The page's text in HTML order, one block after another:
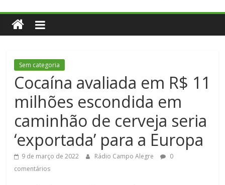
Sem categoria
Cocaína avaliada em R$ 11
milhões escondida em
caminhão de cerveja seria
‘exportada’ para a Europa
9 de março de 2022 Rádio Campo Alegre
0
comentários